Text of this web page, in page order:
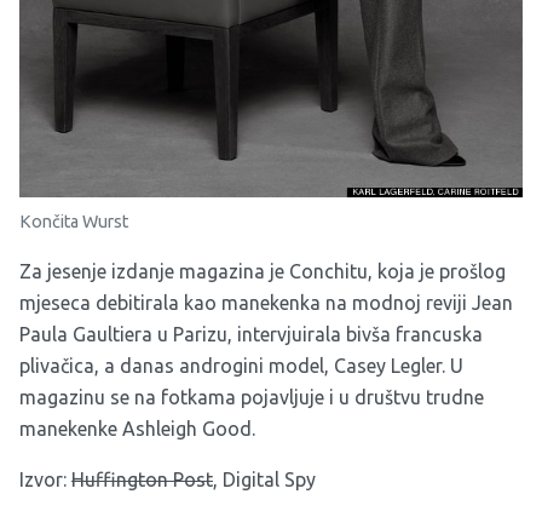
Končita Wurst
Za jesenje izdanje magazina je Conchitu, koja je prošlog
mjeseca debitirala kao manekenka na modnoj reviji Jean
Paula Gaultiera u Parizu, intervjuirala bivša francuska
plivačica, a danas androgini model, Casey Legler. U
magazinu se na fotkama pojavljuje i u društvu trudne
manekenke Ashleigh Good.
Izvor: Huffington Post, Digital Spy